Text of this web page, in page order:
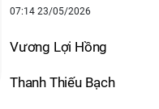
07:14 23/05/2026
Vương Lợi Hồng
Thanh Thiếu Bạch